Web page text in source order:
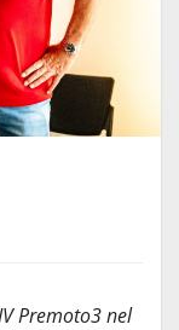
Premoto3 nel